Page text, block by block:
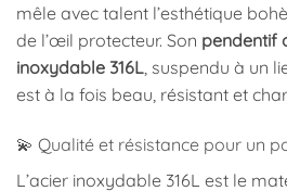
mêle avec talent l’esthétique
de l’œil protecteur. Son pendentif
inoxydable 316L, suspendu à un
est à la fois beau, résistant et
💫 Qualité et résistance pour un
L’acier inoxydable 316L est le